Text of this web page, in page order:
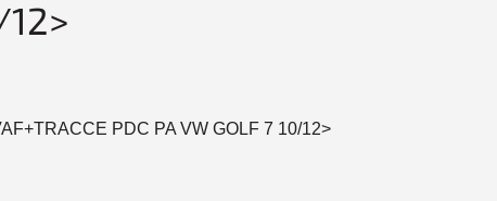
12>
PDC PA VW GOLF 7 10/12>